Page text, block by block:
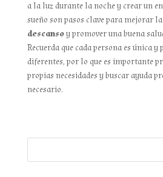
a la luz durante la noche y crear un
sueño son pasos clave para mejorar la
descansoy promover una buena
Recuerda que cada persona es única y
diferentes, por lo que es importante
propias necesidades y buscar ayuda
necesario.